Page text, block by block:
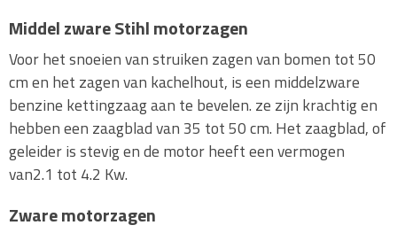
Middel zware Stihl motorzagen
Voor het snoeien van struiken zagen van bomen tot 50
cm en het zagen van kachelhout, is een middelzware
benzine kettingzaag aan te bevelen. ze zijn krachtig en
hebben een zaagblad van 35 tot 50 cm. Het zaagblad, of
geleider is stevig en de motor heeft een vermogen
van2.1 tot 4.2 Kw.
Zware motorzagen